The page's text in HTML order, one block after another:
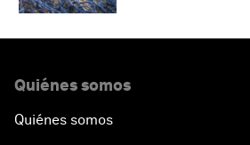
Quiénes somos
Quiénes somos